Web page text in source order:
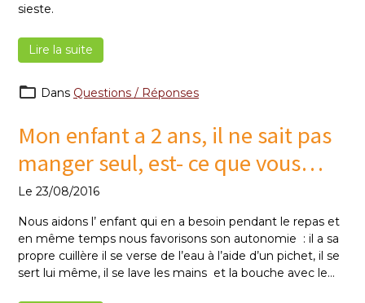
sieste.
Lire la suite
Dans Questions / Réponses
Mon enfant a 2 ans, il ne sait pas
manger seul, est- ce que vous
l’aidez ?
Le 23/08/2016
Nous aidons l’ enfant qui en a besoin pendant le repas et
en même temps nous favorisons son autonomie : il a sa
propre cuillère il se verse de l’eau à l’aide d’un pichet, il se
sert lui même, il se lave les mains et la bouche avec le